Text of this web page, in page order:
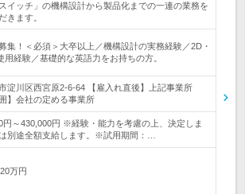
イッチ」の機構設計から製品化までの一連の業務を
きます。
集！＜必須＞大卒以上／機構設計の実務経験／2D・
用経験／基礎的な英語力をお持ちの方。
淀川区西宮原2-6-64 【雇入れ直後】上記事業所
】会社の定める事業所
円～430,000円 ※経験・能力を考慮の上、決定しま
別途全額支給します。※試用期間：…
万円